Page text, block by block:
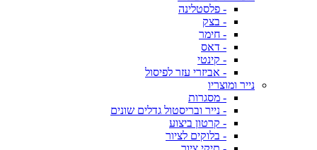
- פלסטלינה
- בצק
- חימר
- דאס
- קינטי
- אביזרי עזר לפיסול
נייר ומוצריו
- מסגרות
- נייר ובריסטול גדלים שונים
- קרטון ביצוע
- בלוקים לציור